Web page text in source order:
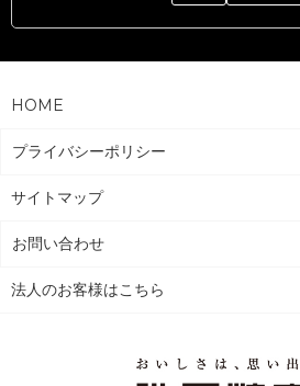
HOME
プライバシーポリシー
サイトマップ
お問い合わせ
法人のお客様はこちら